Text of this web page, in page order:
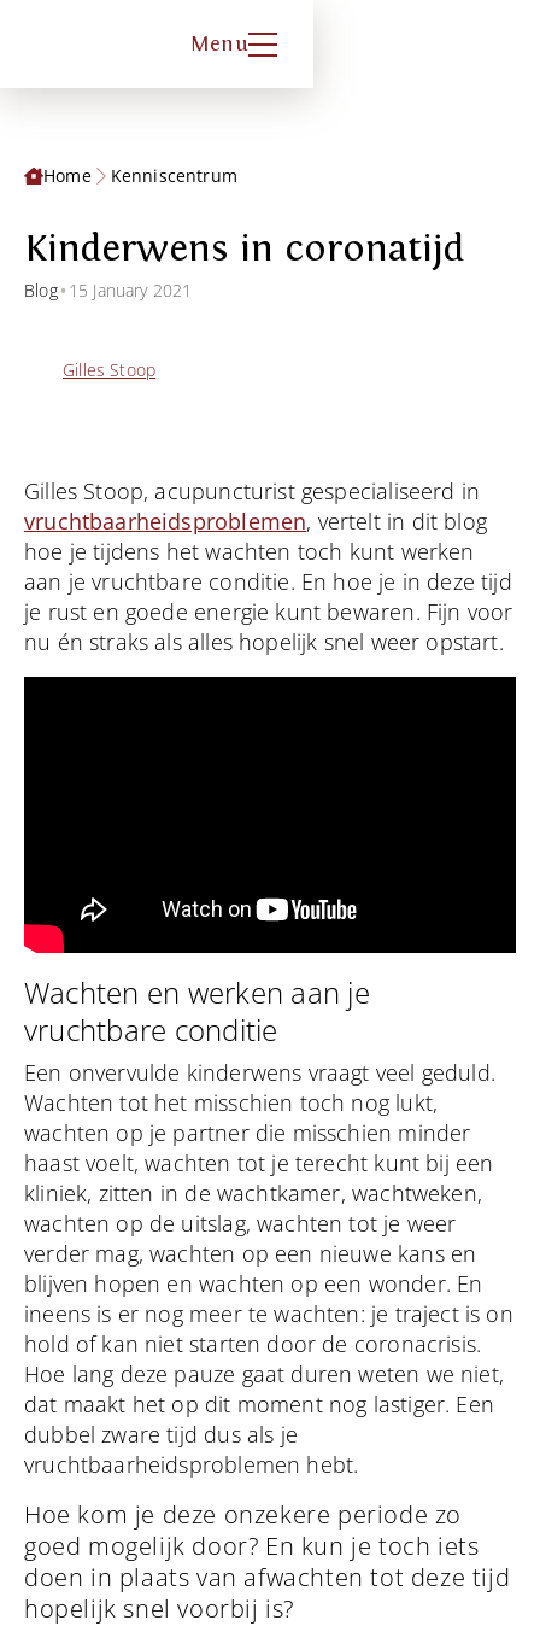
Menu
Home Kenniscentrum
Kinderwens in coronatijd
Blog• 15 January 2021
Gilles Stoop
Gilles Stoop, acupuncturist gespecialiseerd in
vruchtbaarheidsproblemen, vertelt in dit blog
hoe je tijdens het wachten toch kunt werken
aan je vruchtbare conditie. En hoe je in deze tijd
je rust en goede energie kunt bewaren. Fijn voor
nu én straks als alles hopelijk snel weer opstart.
Wachten en werken aan je
vruchtbare conditie
Een onvervulde kinderwens vraagt veel geduld.
Wachten tot het misschien toch nog lukt,
wachten op je partner die misschien minder
haast voelt, wachten tot je terecht kunt bij een
kliniek, zitten in de wachtkamer, wachtweken,
wachten op de uitslag, wachten tot je weer
verder mag, wachten op een nieuwe kans en
blijven hopen en wachten op een wonder. En
ineens is er nog meer te wachten: je traject is on
hold of kan niet starten door de coronacrisis.
Hoe lang deze pauze gaat duren weten we niet,
dat maakt het op dit moment nog lastiger. Een
dubbel zware tijd dus als je
vruchtbaarheidsproblemen hebt.
Hoe kom je deze onzekere periode zo
goed mogelijk door? En kun je toch iets
doen in plaats van afwachten tot deze tijd
hopelijk snel voorbij is?